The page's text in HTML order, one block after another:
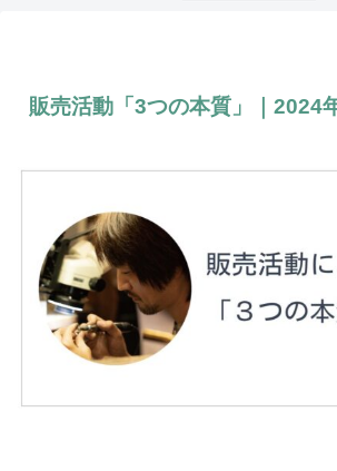
販売活動「3つの本質」｜2024